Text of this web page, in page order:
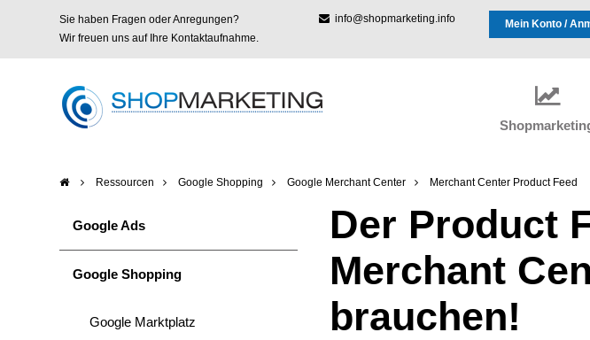
Sie haben Fragen oder Anregungen?
Wir freuen uns auf Ihre Kontaktaufnahme.
info@shopmarketing.info Mein Konto /
Ressourcen Google Shopping Google Merchant Center Merchant Center Product Feed
Google Ads
Google Shopping
Google Marktplatz
Der Product
Merchant
brauchen!